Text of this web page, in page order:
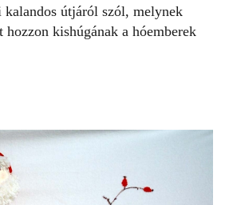
útjáról szól, melynek
kishúgának a hóemberek